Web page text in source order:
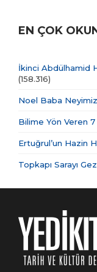
EN ÇOK
İkinci Abdülhamid
(158.316)
Noel Baba
Bilime Yön Veren
Ertuğrul’un Hazin
Topkapı Sarayı